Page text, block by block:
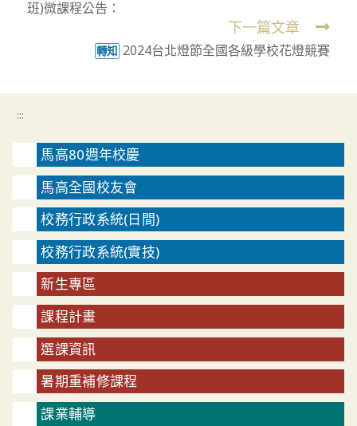
articles
班)微課程公告：
下一篇文章
轉知 2024台北燈節全國各級學校花燈競賽
:::
馬高80週年校慶
馬高全國校友會
校務行政系統(日間)
校務行政系統(實技)
新生專區
課程計畫
選課資訊
暑期重補修課程
課業輔導